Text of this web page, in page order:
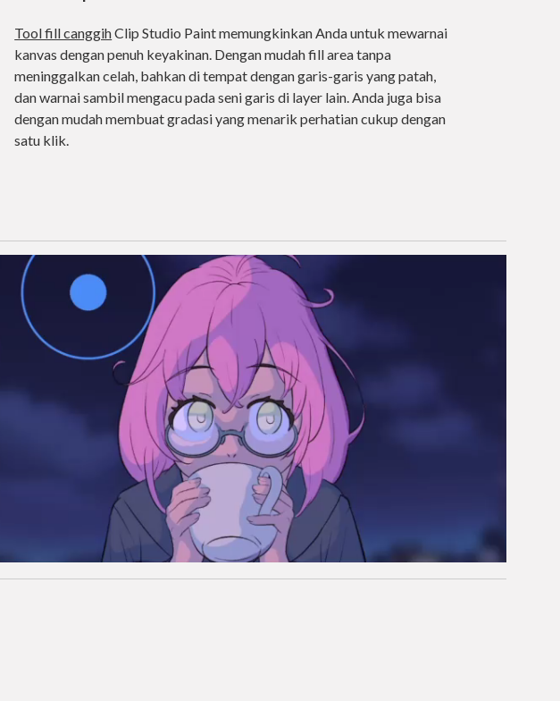
Tool fill canggihClip Studio Paint memungkinkan Anda untuk mewarnai
kanvas dengan penuh keyakinan. Dengan mudah fill area tanpa
meninggalkan celah, bahkan di tempat dengan garis-garis yang patah,
dan warnai sambil mengacu pada seni garis di layer lain. Anda juga bisa
dengan mudah membuat gradasi yang menarik perhatian cukup dengan
satu klik.